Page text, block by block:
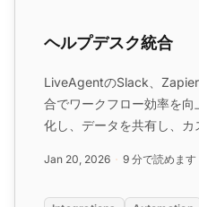
ヘルプデスク統合
LiveAgentのSlack、
合でワークフロー効率を
化し、データを共有し、
ル。...
Jan 20, 2026 9 分で読めます